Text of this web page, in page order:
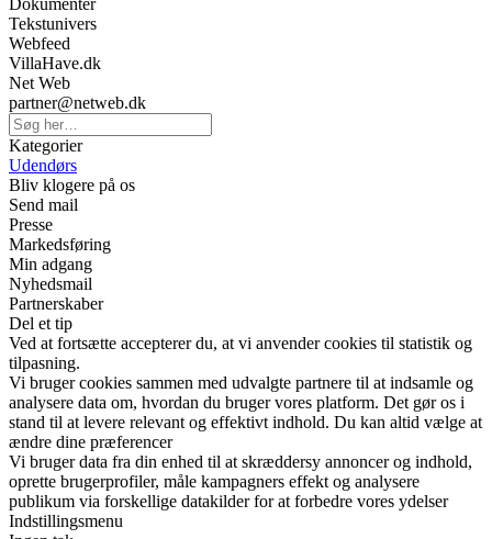
Dokumenter
Tekstunivers
Webfeed
VillaHave.dk
Net Web
partner@netweb.dk
Kategorier
Udendørs
Bliv klogere på os
Send mail
Presse
Markedsføring
Min adgang
Nyhedsmail
Partnerskaber
Del et tip
Ved at fortsætte accepterer du, at vi anvender cookies til statistik og
tilpasning.
Vi bruger cookies sammen med udvalgte partnere til at indsamle og
analysere data om, hvordan du bruger vores platform. Det gør os i
stand til at levere relevant og effektivt indhold. Du kan altid vælge at
ændre dine præferencer
Vi bruger data fra din enhed til at skræddersy annoncer og indhold,
oprette brugerprofiler, måle kampagners effekt og analysere
publikum via forskellige datakilder for at forbedre vores ydelser
Indstillingsmenu